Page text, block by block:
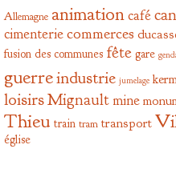
Allemagne animationcafé
cimenteriecommerces
fusion des communes fête gare
guerreindustrie jumelage
loisirsMignault mine
Thieu train tram transport
église